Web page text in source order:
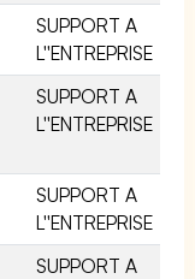
SUPPORT A
L''ENTREPRISE
SUPPORT A
L''ENTREPRISE
SUPPORT A
L''ENTREPRISE
SUPPORT A